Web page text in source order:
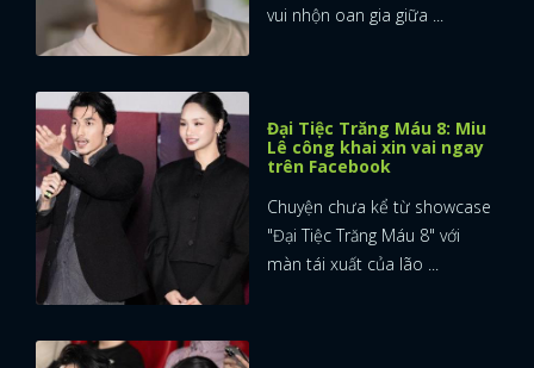
ĐĂNG NHẬP
vui nhộn oan gia giữa ...
Đại Tiệc Trăng Máu 8: Miu
Lê công khai xin vai ngay
trên Facebook
Chuyện chưa kể từ showcase
"Đại Tiệc Trăng Máu 8" với
màn tái xuất của lão ...